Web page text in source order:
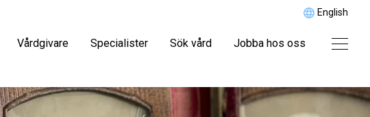
English
Vårdgivare Specialister Sök vård Jobba hos oss